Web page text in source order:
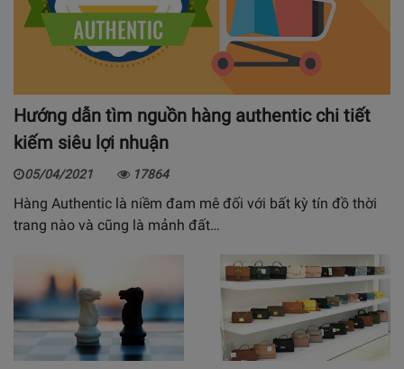
Hướng dẫn tìm nguồn hàng authentic chi tiết
kiếm siêu lợi nhuận
05/04/2021 17864
Hàng Authentic là niềm đam mê đối với bất kỳ tín đồ thời
trang nào và cũng là mảnh đất…